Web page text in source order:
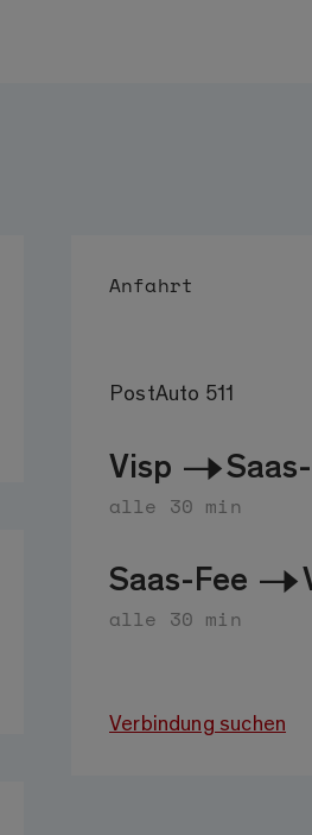
Anfahrt
PostAuto 511
Visp
alle 30 min
Saas-Fee
alle 30 min
Verbindung suchen